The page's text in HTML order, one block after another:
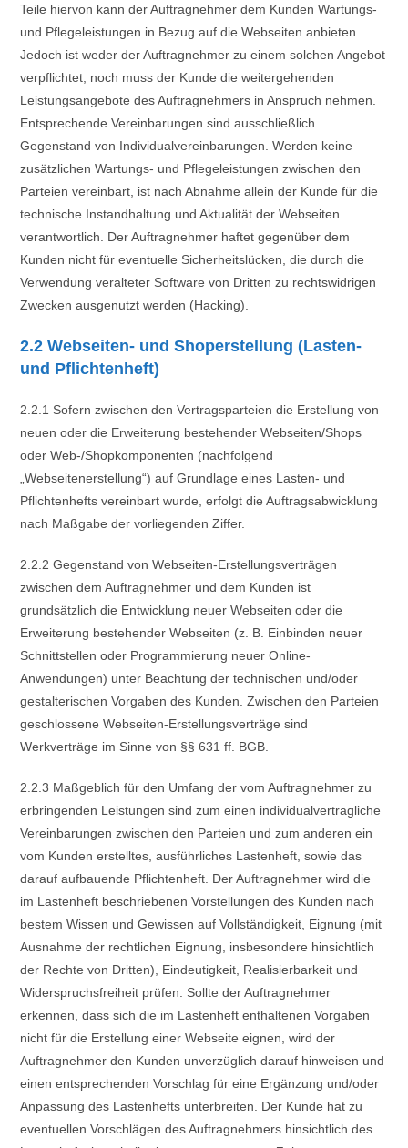
Teile hiervon kann der Auftragnehmer dem Kunden Wartungs-
und Pflegeleistungen in Bezug auf die Webseiten anbieten.
Jedoch ist weder der Auftragnehmer zu einem solchen Angebot
verpflichtet, noch muss der Kunde die weitergehenden
Leistungsangebote des Auftragnehmers in Anspruch nehmen.
Entsprechende Vereinbarungen sind ausschließlich
Gegenstand von Individualvereinbarungen. Werden keine
zusätzlichen Wartungs- und Pflegeleistungen zwischen den
Parteien vereinbart, ist nach Abnahme allein der Kunde für die
technische Instandhaltung und Aktualität der Webseiten
verantwortlich. Der Auftragnehmer haftet gegenüber dem
Kunden nicht für eventuelle Sicherheitslücken, die durch die
Verwendung veralteter Software von Dritten zu rechtswidrigen
Zwecken ausgenutzt werden (Hacking).
2.2 Webseiten- und Shoperstellung (Lasten-
und Pflichtenheft)
2.2.1 Sofern zwischen den Vertragsparteien die Erstellung von
neuen oder die Erweiterung bestehender Webseiten/Shops
oder Web-/Shopkomponenten (nachfolgend
„Webseitenerstellung“) auf Grundlage eines Lasten- und
Pflichtenhefts vereinbart wurde, erfolgt die Auftragsabwicklung
nach Maßgabe der vorliegenden Ziffer.
2.2.2 Gegenstand von Webseiten-Erstellungsverträgen
zwischen dem Auftragnehmer und dem Kunden ist
grundsätzlich die Entwicklung neuer Webseiten oder die
Erweiterung bestehender Webseiten (z. B. Einbinden neuer
Schnittstellen oder Programmierung neuer Online-
Anwendungen) unter Beachtung der technischen und/oder
gestalterischen Vorgaben des Kunden. Zwischen den Parteien
geschlossene Webseiten-Erstellungsverträge sind
Werkverträge im Sinne von §§ 631 ff. BGB.
2.2.3 Maßgeblich für den Umfang der vom Auftragnehmer zu
erbringenden Leistungen sind zum einen individualvertragliche
Vereinbarungen zwischen den Parteien und zum anderen ein
vom Kunden erstelltes, ausführliches Lastenheft, sowie das
darauf aufbauende Pflichtenheft. Der Auftragnehmer wird die
im Lastenheft beschriebenen Vorstellungen des Kunden nach
bestem Wissen und Gewissen auf Vollständigkeit, Eignung (mit
Ausnahme der rechtlichen Eignung, insbesondere hinsichtlich
der Rechte von Dritten), Eindeutigkeit, Realisierbarkeit und
Widerspruchsfreiheit prüfen. Sollte der Auftragnehmer
erkennen, dass sich die im Lastenheft enthaltenen Vorgaben
nicht für die Erstellung einer Webseite eignen, wird der
Auftragnehmer den Kunden unverzüglich darauf hinweisen und
einen entsprechenden Vorschlag für eine Ergänzung und/oder
Anpassung des Lastenhefts unterbreiten. Der Kunde hat zu
eventuellen Vorschlägen des Auftragnehmers hinsichtlich des